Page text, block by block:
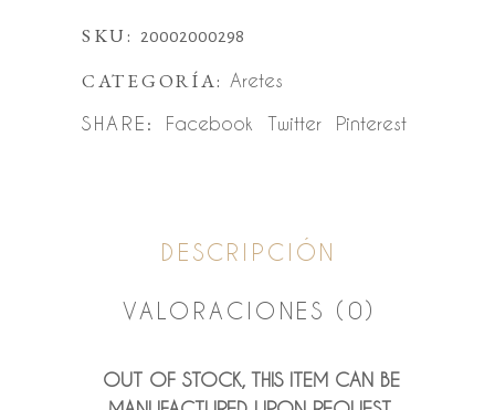
SKU: 20002000298
CATEGORÍA: Aretes
SHARE:
Facebook Twitter Pinterest
DESCRIPCIÓN
VALORACIONES (0)
OUT OF STOCK, THIS ITEM CAN BE